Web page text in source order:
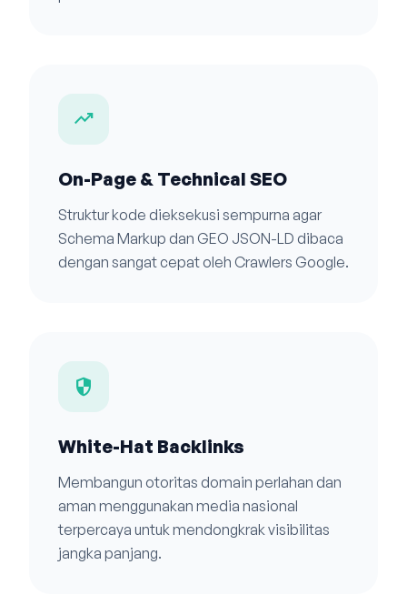
trending_up
On-Page & Technical SEO
Struktur kode dieksekusi sempurna agar
Schema Markup dan GEO JSON-LD dibaca
dengan sangat cepat oleh Crawlers Google.
security
White-Hat Backlinks
Membangun otoritas domain perlahan dan
aman menggunakan media nasional
terpercaya untuk mendongkrak visibilitas
jangka panjang.